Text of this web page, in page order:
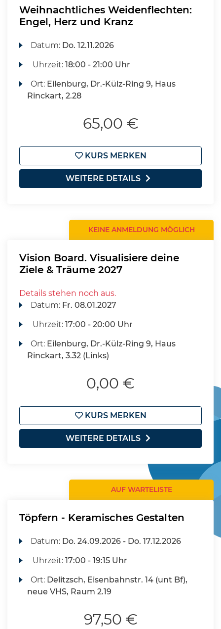
Weihnachtliches Weidenflechten:
Engel, Herz und Kranz
Datum: Do. 12.11.2026
Uhrzeit:18:00 - 21:00 Uhr
Ort: Eilenburg, Dr.-Külz-Ring 9, Haus
Rinckart, 2.28
65,00 €
KURS MERKEN
WEITERE DETAILS
KEINE ANMELDUNG MÖGLICH
Vision Board. Visualisiere deine
Ziele & Träume 2027
Details stehen noch aus.
Datum: Fr. 08.01.2027
Uhrzeit:17:00 - 20:00 Uhr
Ort: Eilenburg, Dr.-Külz-Ring 9, Haus
Rinckart, 3.32 (Links)
0,00 €
KURS MERKEN
WEITERE DETAILS
AUF WARTELISTE
Töpfern - Keramisches Gestalten
Datum: Do. 24.09.2026 - Do. 17.12.2026
Uhrzeit:17:00 - 19:15 Uhr
Ort: Delitzsch, Eisenbahnstr. 14 (unt Bf),
neue VHS, Raum 2.19
97,50 €